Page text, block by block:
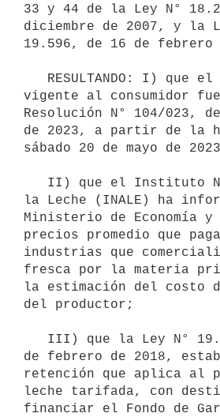
33 y 44 de la Ley N°
diciembre de 2007, y la
19.596, de 16 de febrero
vigente al consumidor
Resolución N° 104/023,
de 2023, a partir de la
sábado 20 de mayo de
la Leche (INALE) ha
Ministerio de Economía y
precios promedio que
industrias que
fresca por la materia
la estimación del costo
del productor;
de febrero de 2018,
retención que aplica al
leche tarifada, con
financiar el Fondo de